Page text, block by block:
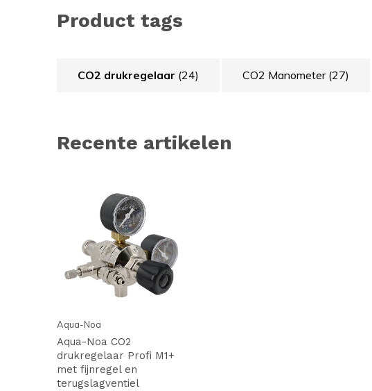
Product tags
CO2 drukregelaar (24) CO2 Manometer (27)
Recente artikelen
Aqua-Noa
Aqua-Noa CO2
drukregelaar Profi M1+
met fijnregel en
terugslagventiel